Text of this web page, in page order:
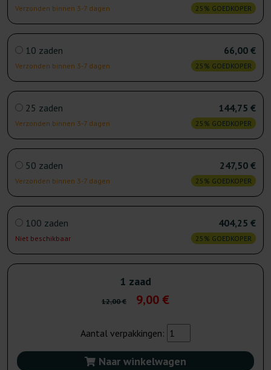
Verzonden binnen 3-7 dagen 25% GOEDKOPER
10 zaden
Verzonden binnen 3-7 dagen
66,00 €
25% GOEDKOPER
25 zaden
Verzonden binnen 3-7 dagen
144,75 €
25% GOEDKOPER
50 zaden
Verzonden binnen 3-7 dagen
247,50 €
25% GOEDKOPER
100 zaden
Niet beschikbaar
404,25 €
25% GOEDKOPER
1 zaad
12,00 € 9,00 €
Aantal verpakkingen:
Naar winkelwagen